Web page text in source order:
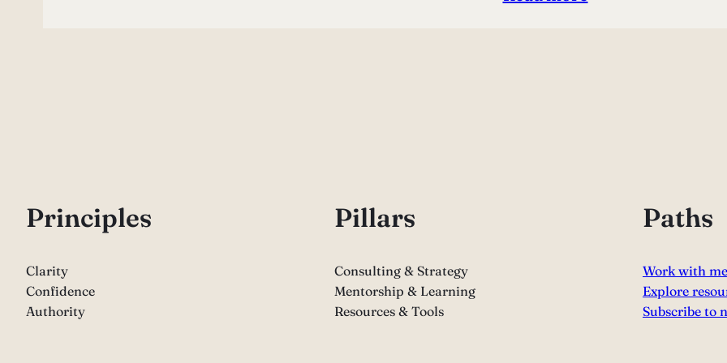
Principles
Clarity
Confidence
Authority
Pillars
Consulting & Strategy
Mentorship & Learning
Resources & Tools
Paths
Work with me
Explore
Subscribe to